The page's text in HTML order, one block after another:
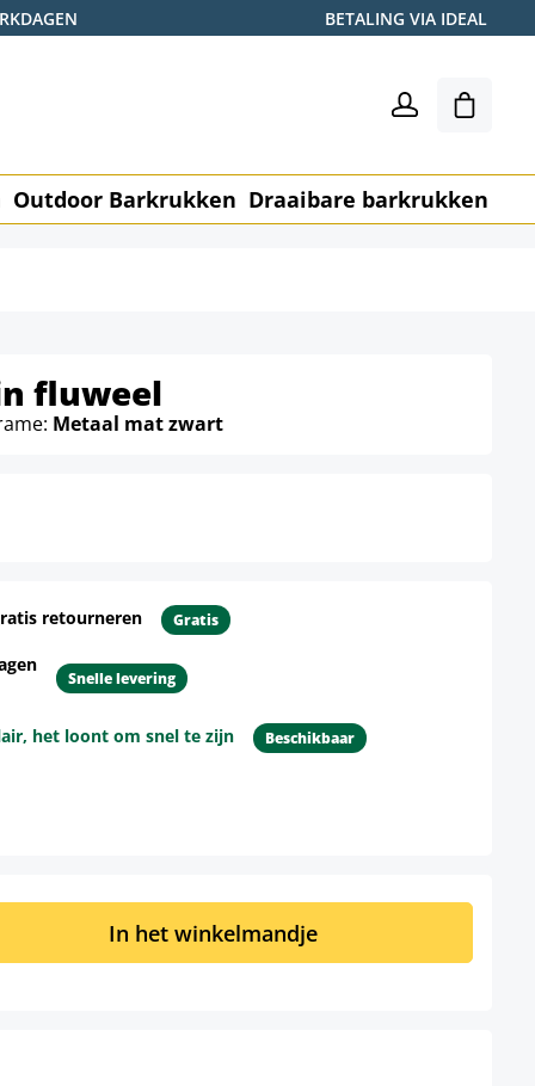
BETALING VIA IDEAL
Outdoor Barkrukken Draaibare barkrukken
fluweel
Metaal mat zwart
retourneren Gratis
Snelle levering
het loont om snel te zijn Beschikbaar
Voer de gewenste hoeveelheid in
In het winkelmandje